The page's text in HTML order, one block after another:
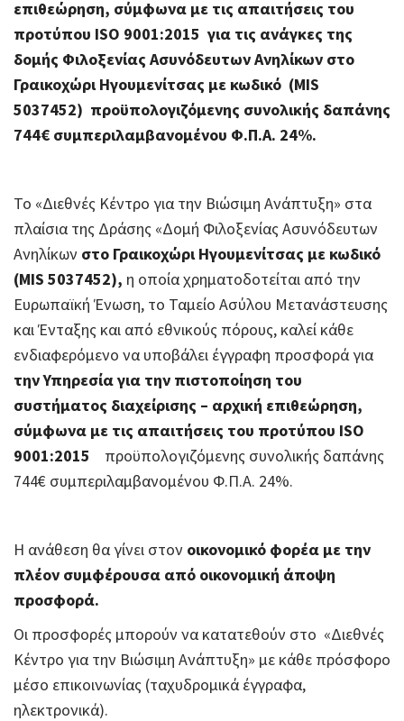
επιθεώρηση, σύμφωνα με τις απαιτήσεις του
προτύπου ISO 9001:2015για τις ανάγκες της
δομής Φιλοξενίας Ασυνόδευτων Ανηλίκων στο
Γραικοχώρι Ηγουμενίτσας με κωδικό (MIS
5037452) προϋπολογιζόμενης συνολικής δαπάνης
744€ συμπεριλαμβανομένου Φ.Π.Α. 24%.
Το «Διεθνές Κέντρο για την Βιώσιμη Ανάπτυξη» στα
πλαίσια της Δράσης «Δομή Φιλοξενίας Ασυνόδευτων
Ανηλίκων στο Γραικοχώρι Ηγουμενίτσας με κωδικό
(MIS 5037452), η οποία χρηματοδοτείται από την
Ευρωπαϊκή Ένωση, το Ταμείο Ασύλου Μετανάστευσης
και Ένταξης και από εθνικούς πόρους, καλεί κάθε
ενδιαφερόμενο να υποβάλει έγγραφη προσφορά για
την Υπηρεσία για την πιστοποίηση του
συστήματος διαχείρισης – αρχική επιθεώρηση,
σύμφωνα με τις απαιτήσεις του προτύπου ISO
9001:2015
προϋπολογιζόμενης συνολικής δαπάνης
744€ συμπεριλαμβανομένου Φ.Π.Α. 24%.
Η ανάθεση θα γίνει στον οικονομικό φορέα με την
πλέον συμφέρουσα από οικονομική άποψη
προσφορά.
Οι προσφορές μπορούν να κατατεθούν στο «Διεθνές
Κέντρο για την Βιώσιμη Ανάπτυξη» με κάθε πρόσφορο
μέσο επικοινωνίας (ταχυδρομικά έγγραφα,
ηλεκτρονικά).